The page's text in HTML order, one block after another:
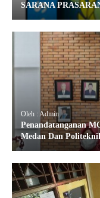
SARANA
Oleh : Admin
Penandatanganan
Medan Dan